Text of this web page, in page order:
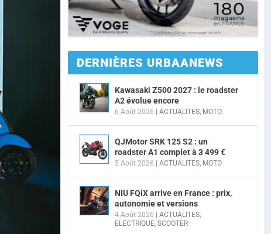
DERNIÈRES URBAANEWS
Kawasaki Z500 2027 : le roadster
A2 évolue encore
6 Août 2026 | ACTUALITES MOTO
QJMotor SRK 125 S2 : un
roadster A1 complet à 3 499 €
5 Août 2026 | ACTUALITES MOTO
NIU FQiX arrive en France : prix,
autonomie et versions
4 Août 2026 | ACTUALITES
ELECTRIQUE SCOOTER